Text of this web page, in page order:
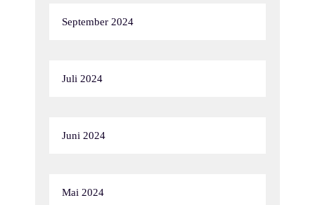
September 2024
Juli 2024
Juni 2024
Mai 2024